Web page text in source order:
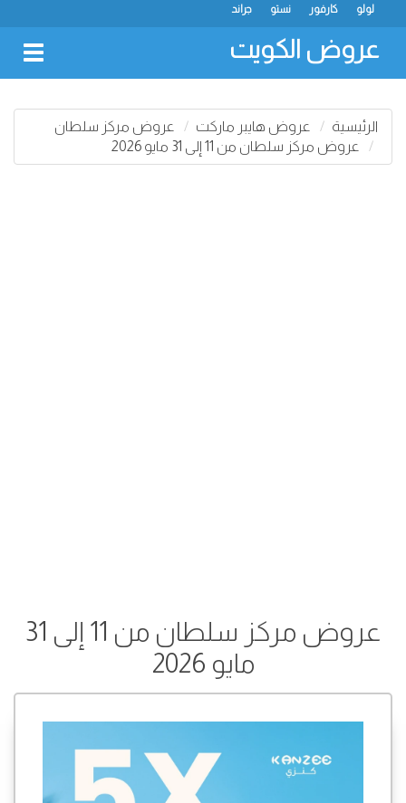
جراند نستو كارفور لولو
عروض الكويت
الرئيسية عروض هايبر ماركت
عروض مركز سلطان
عروض مركز سلطان من 11 إلى 31 مايو 2026
عروض مركز سلطان من 11 إلى 31
مايو 2026